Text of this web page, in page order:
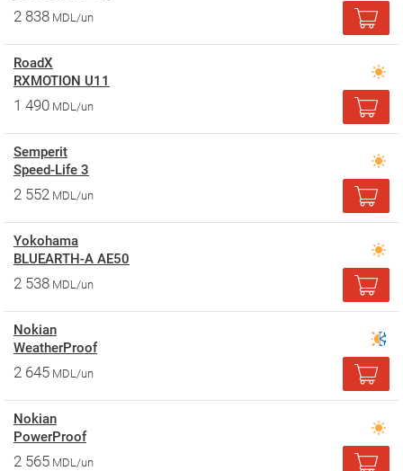
2 838 MDL/un
RoadX
RXMOTION U11
1 490 MDL/un
Semperit
Speed-Life 3
2 552 MDL/un
Yokohama
BLUEARTH-A AE50
2 538 MDL/un
Nokian
WeatherProof
2 645 MDL/un
Nokian
PowerProof
2 565 MDL/un